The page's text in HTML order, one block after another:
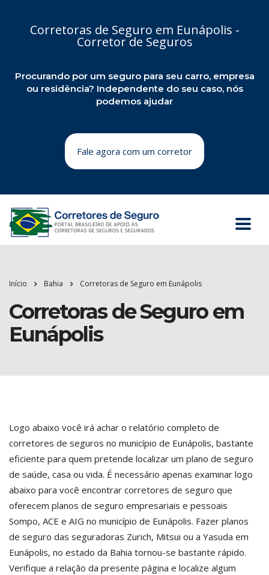
Corretoras de Seguro em Eunápolis -
Corretor de Seguros
Procurando por um seguro para seu carro, empresa
ou residência? Independente do seu caso, nós
podemos ajudar
Fale agora com um corretor
Início Bahia Corretoras de Seguro em Eunápolis
Corretoras de Seguro em
Eunápolis
Logo abaixo você irá achar o relatório completo de
corretores de seguros no município de Eunápolis, bastante
eficiente para quem pretende localizar um plano de seguro
de saúde, casa ou vida. É necessário apenas examinar logo
abaixo para você encontrar corretores de seguro que
oferecem planos de seguro empresariais e pessoais
Sompo, ACE e AIG no município de Eunápolis. Fazer planos
de seguro das seguradoras Zurich, Mitsui ou a Yasuda em
Eunápolis, no estado da Bahia tornou-se bastante rápido.
Verifique a relação da presente página e localize algum